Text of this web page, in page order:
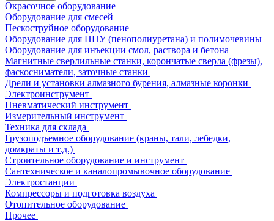
Окрасочное оборудование
Оборудование для смесей
Пескоструйное оборудование
Оборудование для ППУ (пенополиуретана) и полимочевины
Оборудование для инъекции смол, раствора и бетона
Магнитные сверлильные станки, корончатые сверла (фрезы),
фаскосниматели, заточные станки
Дрели и установки алмазного бурения, алмазные коронки
Электроинструмент
Пневматический инструмент
Измерительный инструмент
Техника для склада
Грузоподъемное оборудование (краны, тали, лебедки,
домкраты и т.д.)
Строительное оборудование и инструмент
Сантехническое и каналопромывочное оборудование
Электростанции
Компрессоры и подготовка воздуха
Отопительное оборудование
Прочее